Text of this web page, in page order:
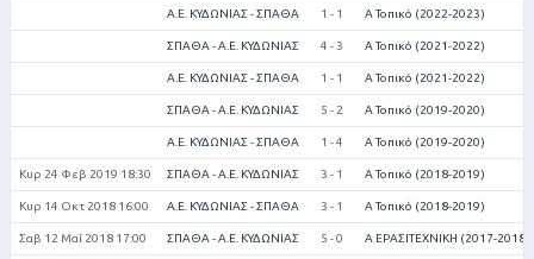
Α.Ε. ΚΥΔΩΝΙΑΣ - ΣΠΑΘΑ 1 - 1 Α Τοπικό (2022-2023)
ΣΠΑΘΑ - Α.Ε. ΚΥΔΩΝΙΑΣ 4 - 3 Α Τοπικό (2021-2022)
Α.Ε. ΚΥΔΩΝΙΑΣ - ΣΠΑΘΑ 1 - 1 Α Τοπικό (2021-2022)
ΣΠΑΘΑ - Α.Ε. ΚΥΔΩΝΙΑΣ 5 - 2 Α Τοπικό (2019-2020)
Α.Ε. ΚΥΔΩΝΙΑΣ - ΣΠΑΘΑ 1 - 4 Α Τοπικό (2019-2020)
Κυρ 24 Φεβ 2019 18:30 ΣΠΑΘΑ - Α.Ε. ΚΥΔΩΝΙΑΣ 3 - 1 Α Τοπικό (2018-2019)
Κυρ 14 Οκτ 2018 16:00 Α.Ε. ΚΥΔΩΝΙΑΣ - ΣΠΑΘΑ 3 - 1 Α Τοπικό (2018-2019)
Σαβ 12 Μαΐ 2018 17:00 ΣΠΑΘΑ - Α.Ε. ΚΥΔΩΝΙΑΣ 5 - 0 Α ΕΡΑΣΙΤΕΧΝΙΚΗ (2017-2018)